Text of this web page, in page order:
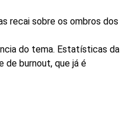
recai sobre os ombros dos
do tema. Estatísticas da
de burnout, que já é